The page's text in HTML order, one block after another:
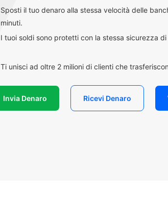
Sposti il tuo denaro alla stessa velocità delle
minuti.
I tuoi soldi sono protetti con la stessa sicurezza
Ti unisci ad oltre 2 milioni di clienti che
Invia Denaro Ricevi Denaro